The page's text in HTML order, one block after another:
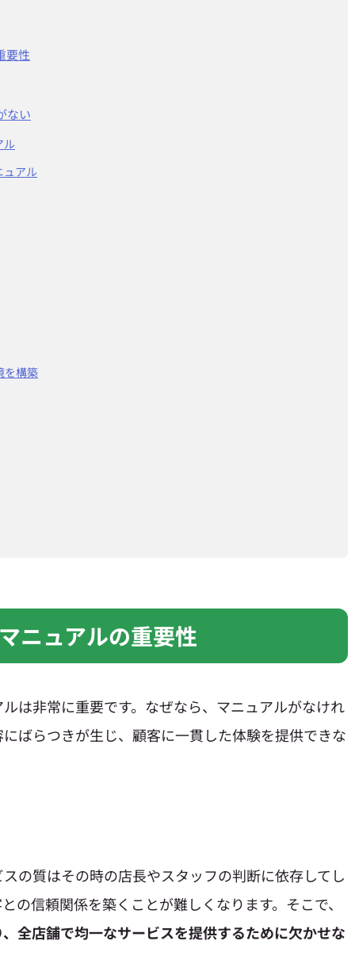
要性
ない
ル
ュアル
を構築
ニュアルの重要性
は非常に重要です。なぜなら、マニュアルがなけれ
ばらつきが生じ、顧客に一貫した体験を提供できな
の質はその時の店長やスタッフの判断に依存してし
の信頼関係を築くことが難しくなります。そこで、
全店舗で均一なサービスを提供するために欠かせな